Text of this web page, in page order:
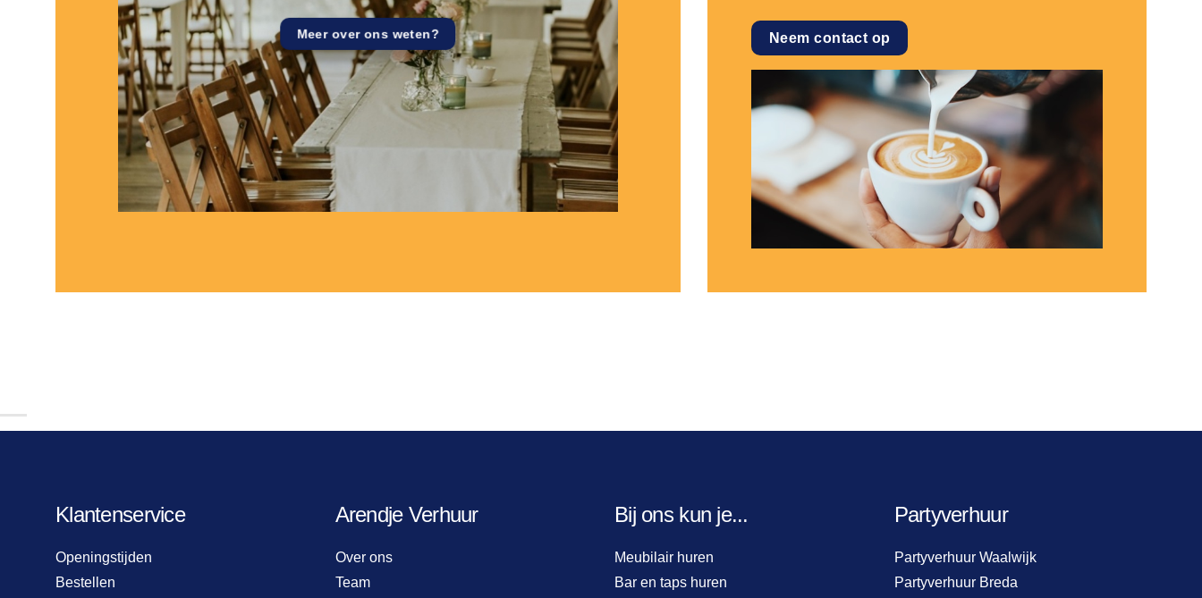
Meer over ons weten? Neem contact op
Klantenservice
Openingstijden
Bestellen
Arendje Verhuur
Over ons
Team
Bij ons kun je...
Meubilair huren
Bar en taps huren
Partyverhuur
Partyverhuur Waalwijk
Partyverhuur Breda